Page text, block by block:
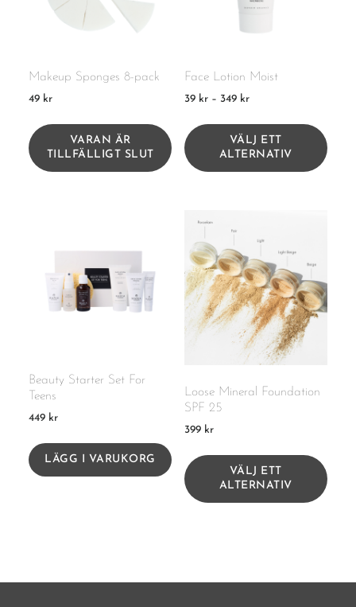
Makeup Sponges 8-pack
49 kr
VARAN ÄR
TILLFÄLLIGT SLUT
Face Lotion Moist
39 kr – 349 kr
VÄLJ ETT
ALTERNATIV
Beauty Starter Set For
Teens
449 kr
LÄGG I VARUKORG
Loose Mineral Foundation
SPF 25
399 kr
VÄLJ ETT
ALTERNATIV